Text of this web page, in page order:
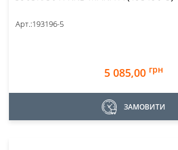
Арт.:193196-5
5 085,00 грн
ЗАМОВИТИ